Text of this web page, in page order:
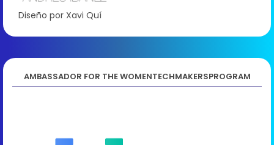
Diseño por Xavi Quí
AMBASSADOR FOR THE WOMENTECHMAKERSPROGRAM